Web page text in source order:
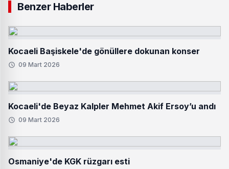
Benzer Haberler
Kocaeli Başiskele'de gönüllere dokunan konser
09 Mart 2026
Kocaeli'de Beyaz Kalpler Mehmet Akif Ersoy’u andı
09 Mart 2026
Osmaniye'de KGK rüzgarı esti